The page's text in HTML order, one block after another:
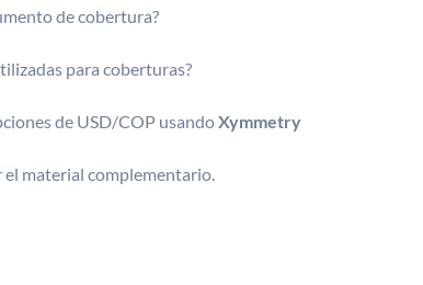
de cobertura?
para coberturas?
de USD/COP usandoXymmetry
el material complementario.